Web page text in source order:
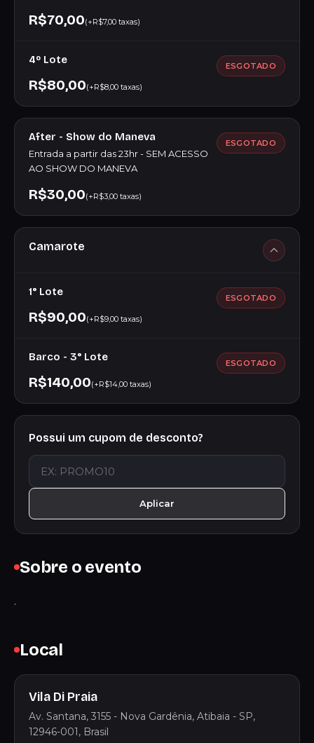
Sobre o evento
.
Local
Vila Di Praia
Av. Santana, 3155 - Nova Gardênia, Atibaia - SP,
12946-001, Brasil
R$70,00(+R$7,00 taxas)
4º Lote
R$80,00(+R$8,00 taxas)
ESGOTADO
After - Show do Maneva
Entrada a partir das 23hr - SEM ACESSO
AO SHOW DO MANEVA
R$30,00(+R$3,00 taxas)
ESGOTADO
Camarote
1° Lote
R$90,00(+R$9,00 taxas)
ESGOTADO
Barco - 3° Lote
R$140,00(+R$14,00 taxas)
ESGOTADO
Possui um cupom de desconto?
Aplicar